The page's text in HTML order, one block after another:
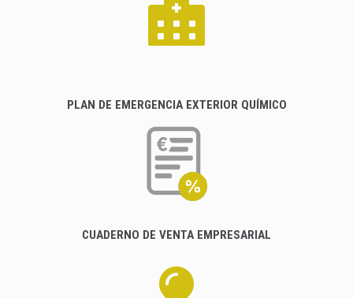
PLAN DE EMERGENCIA EXTERIOR QUÍMICO
CUADERNO DE VENTA EMPRESARIAL